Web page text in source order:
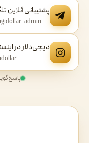
پشتیبانی آنلاین
دیجی‌دلار در
پاسخ‌گویی